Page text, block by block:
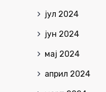
јул 2024
јун 2024
мај 2024
април 2024